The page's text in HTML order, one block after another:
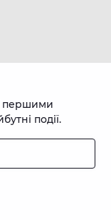
першими
події.